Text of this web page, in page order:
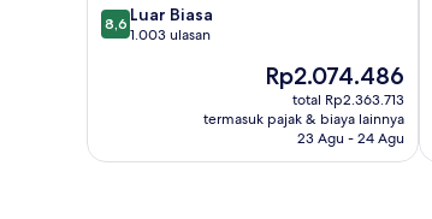
8.6
dari
8,6 Luar Biasa
1.003 ulasan
Harga
sekarang
Rp2.074.486
Rp2.074.486
total Rp2.363.713
termasuk pajak & biaya lainnya
23 Agu - 24 Agu